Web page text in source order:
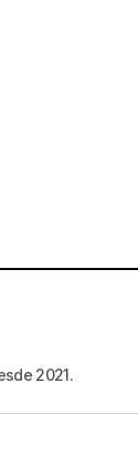
2021.